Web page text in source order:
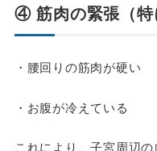
④ 筋肉の緊張（特
・腰回りの筋肉が硬い
・お腹が冷えている
これにより、子宮周辺の